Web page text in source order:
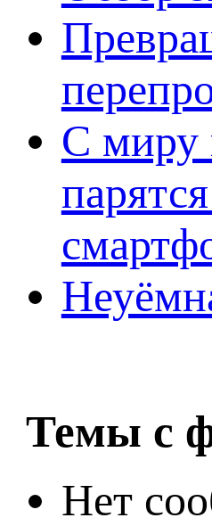
С миру
Темы с
Нет